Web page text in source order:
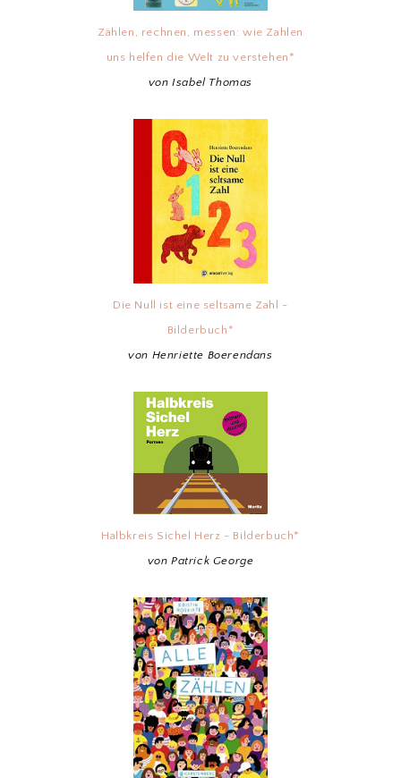
Zählen, rechnen, messen: wie Zahlen
uns helfen die Welt zu verstehen*
von Isabel Thomas
Die Null ist eine seltsame Zahl -
Bilderbuch*
von Henriette Boerendans
Halbkreis Sichel Herz - Bilderbuch*
von Patrick George